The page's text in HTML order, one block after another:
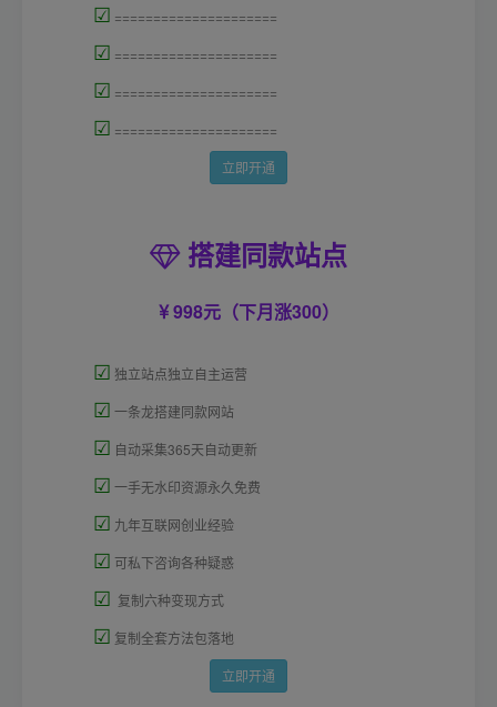
☑ =====================
☑ =====================
☑ =====================
☑ =====================
立即开通
搭建同款站点
998元（下月涨300）
☑ 独立站点独立自主运营
☑ 一条龙搭建同款网站
☑ 自动采集365天自动更新
☑ 一手无水印资源永久免费
☑ 九年互联网创业经验
☑ 可私下咨询各种疑惑
☑ 复制六种变现方式
☑ 复制全套方法包落地
立即开通